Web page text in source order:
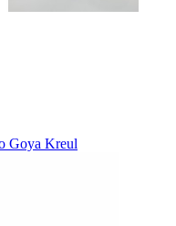
Goya Kreul